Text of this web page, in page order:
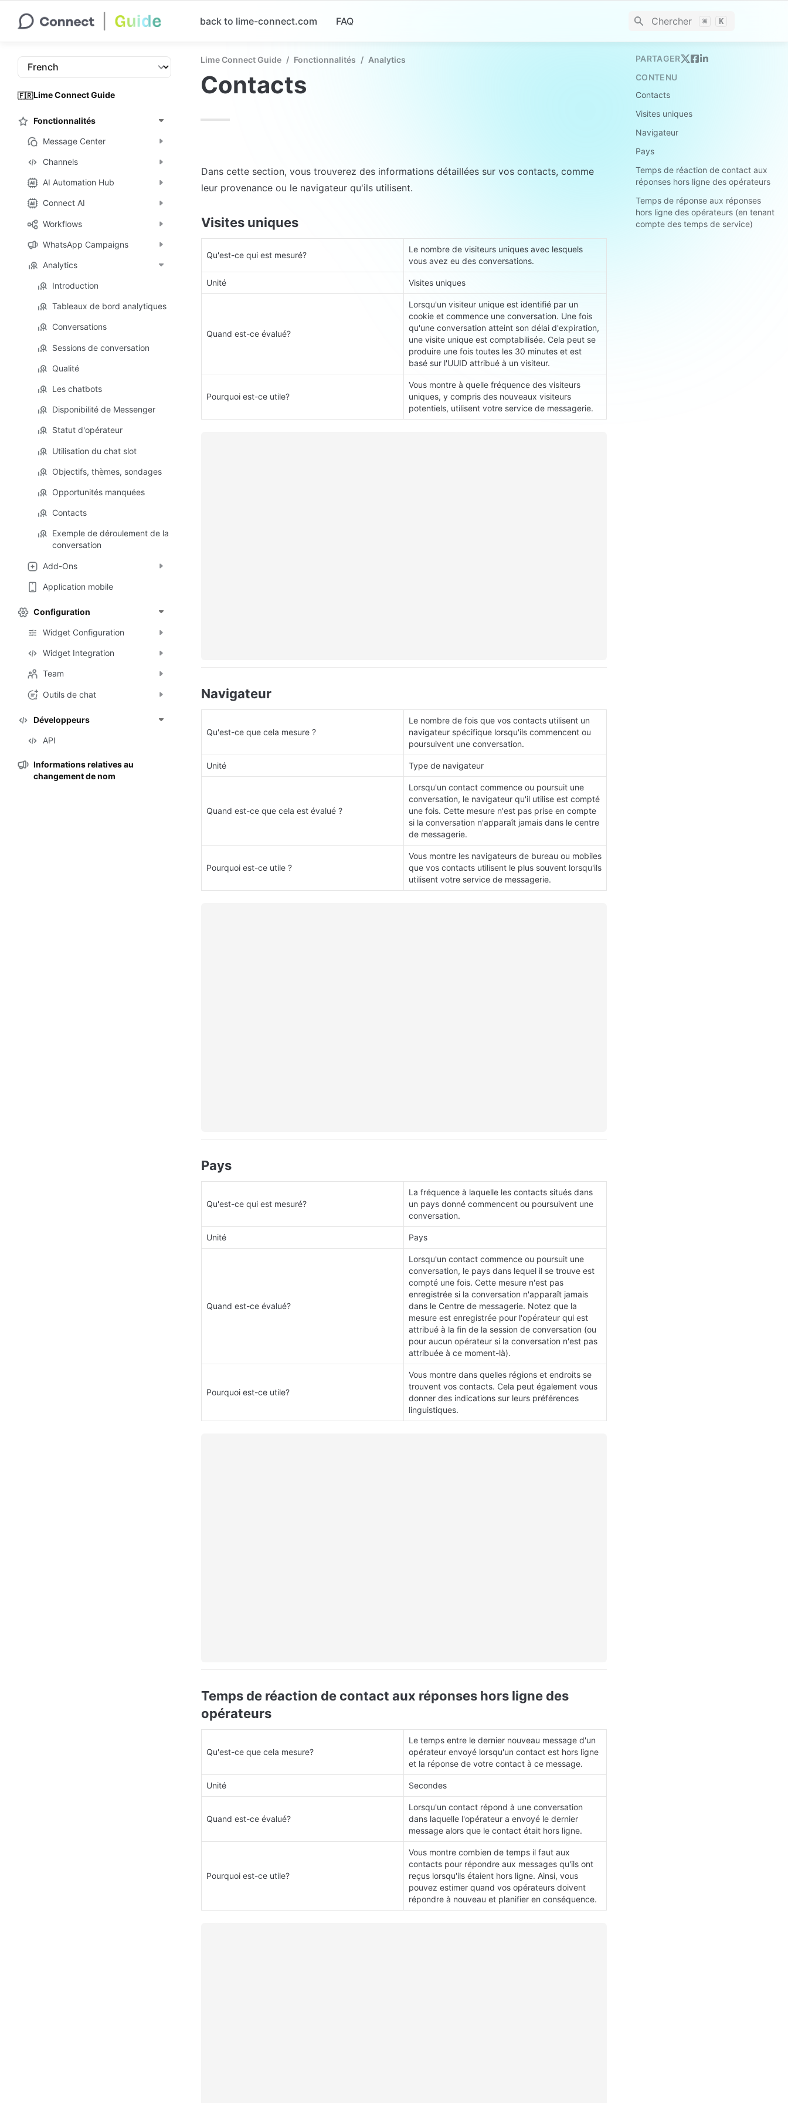
back to lime-connect.com FAQ Chercher ⌘ K
🇫🇷Lime Connect Guide
Fonctionnalités
Message Center
Channels
AI Automation Hub
Connect AI
Workflows
WhatsApp Campaigns
Analytics
Introduction
Tableaux de bord analytiques
Conversations
Sessions de conversation
Qualité
Les chatbots
Disponibilité de Messenger
Statut d'opérateur
Utilisation du chat slot
Objectifs, thèmes, sondages
Opportunités manquées
Contacts
Exemple de déroulement de la
conversation
Add-Ons
Application mobile
Configuration
Widget Configuration
Widget Integration
Team
Outils de chat
Développeurs
API
Informations relatives au
changement de nom
Lime Connect Guide / Fonctionnalités / Analytics
Contacts
Dans cette section, vous trouverez des informations détaillées sur vos contacts, comme
leur provenance ou le navigateur qu'ils utilisent.
Visites uniques
Qu'est-ce qui est mesuré?
Le nombre de visiteurs uniques avec lesquels
vous avez eu des conversations.
Unité Visites uniques
Quand est-ce évalué?
Lorsqu'un visiteur unique est identifié par un
cookie et commence une conversation. Une fois
qu'une conversation atteint son délai d'expiration,
une visite unique est comptabilisée. Cela peut se
produire une fois toutes les 30 minutes et est
basé sur l'UUID attribué à un visiteur.
Pourquoi est-ce utile?
Vous montre à quelle fréquence des visiteurs
uniques, y compris des nouveaux visiteurs
potentiels, utilisent votre service de messagerie.
Navigateur
Qu'est-ce que cela mesure ?
Le nombre de fois que vos contacts utilisent un
navigateur spécifique lorsqu'ils commencent ou
poursuivent une conversation.
Unité Type de navigateur
Quand est-ce que cela est évalué ?
Lorsqu'un contact commence ou poursuit une
conversation, le navigateur qu'il utilise est compté
une fois. Cette mesure n'est pas prise en compte
si la conversation n'apparaît jamais dans le centre
de messagerie.
Pourquoi est-ce utile ?
Vous montre les navigateurs de bureau ou mobiles
que vos contacts utilisent le plus souvent lorsqu'ils
utilisent votre service de messagerie.
Pays
Qu'est-ce qui est mesuré?
La fréquence à laquelle les contacts situés dans
un pays donné commencent ou poursuivent une
conversation.
Unité Pays
Quand est-ce évalué?
Lorsqu'un contact commence ou poursuit une
conversation, le pays dans lequel il se trouve est
compté une fois. Cette mesure n'est pas
enregistrée si la conversation n'apparaît jamais
dans le Centre de messagerie. Notez que la
mesure est enregistrée pour l'opérateur qui est
attribué à la fin de la session de conversation (ou
pour aucun opérateur si la conversation n'est pas
attribuée à ce moment-là).
Pourquoi est-ce utile?
Vous montre dans quelles régions et endroits se
trouvent vos contacts. Cela peut également vous
donner des indications sur leurs préférences
linguistiques.
Temps de réaction de contact aux réponses hors ligne des
opérateurs
Qu'est-ce que cela mesure?
Le temps entre le dernier nouveau message d'un
opérateur envoyé lorsqu'un contact est hors ligne
et la réponse de votre contact à ce message.
Unité Secondes
Quand est-ce évalué?
Lorsqu'un contact répond à une conversation
dans laquelle l'opérateur a envoyé le dernier
message alors que le contact était hors ligne.
Pourquoi est-ce utile?
Vous montre combien de temps il faut aux
contacts pour répondre aux messages qu'ils ont
reçus lorsqu'ils étaient hors ligne. Ainsi, vous
pouvez estimer quand vos opérateurs doivent
répondre à nouveau et planifier en conséquence.
PARTAGER
CONTENU
Contacts
Visites uniques
Navigateur
Pays
Temps de réaction de contact aux
réponses hors ligne des opérateurs
Temps de réponse aux réponses
hors ligne des opérateurs (en tenant
compte des temps de service)